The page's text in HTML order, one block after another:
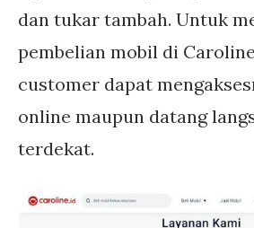
dan tukar tambah. Untuk
pembelian mobil di
customer dapat
online maupun datang
terdekat.